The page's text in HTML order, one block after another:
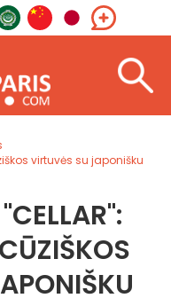
virtuvės su japonišku